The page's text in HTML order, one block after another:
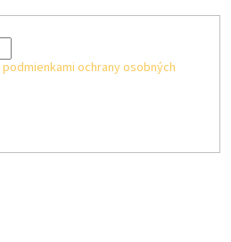
podmienkami ochrany osobných